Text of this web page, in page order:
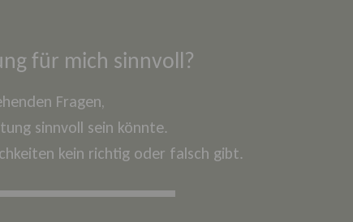
für mich sinnvoll?
Fragen,
sinnvoll sein könnte.
kein richtig oder falsch gibt.